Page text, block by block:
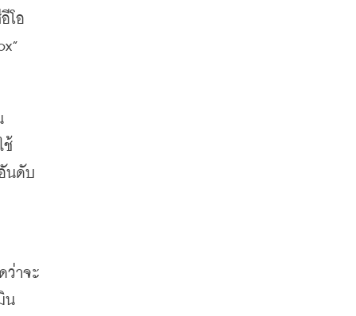
โอ
ใช้
นดับ
ว่าจะ
น